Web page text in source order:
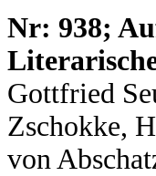
Nr: 938;
Gottfried
Zschokke,
von